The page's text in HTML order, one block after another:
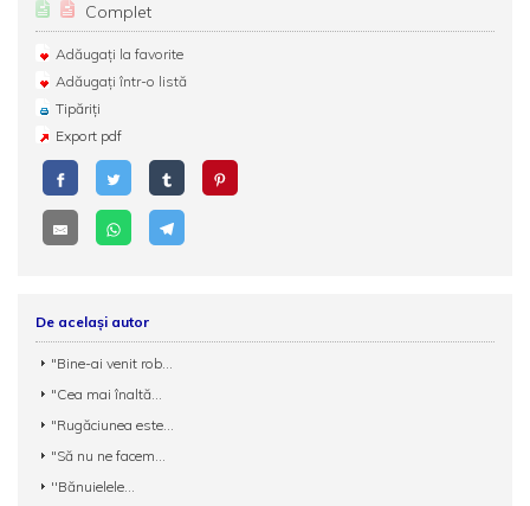
Complet
Adăugați la favorite
Adăugați într-o listă
Tipăriți
Export pdf
De același autor
"Bine-ai venit rob...
"Cea mai înaltă...
"Rugăciunea este...
"Să nu ne facem...
''Bănuielele...